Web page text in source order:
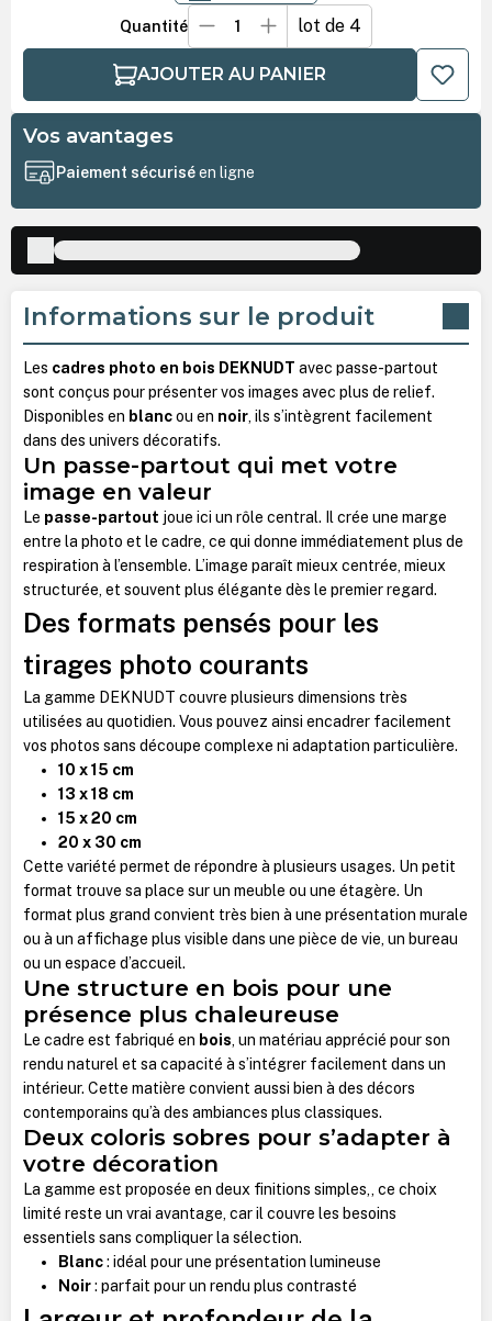
Quantité lot de 4
AJOUTER AU PANIER
Vos avantages
Paiement sécuriséen ligne
Informations sur le produit
Les cadres photo en bois DEKNUDT avec passe-partout
sont conçus pour présenter vos images avec plus de relief.
Disponibles en blancou en noir, ils s’intègrent facilement
dans des univers décoratifs.
Un passe-partout qui met votre
image en valeur
Le passe-partout joue ici un rôle central. Il crée une marge
entre la photo et le cadre, ce qui donne immédiatement plus de
respiration à l’ensemble. L’image paraît mieux centrée, mieux
structurée, et souvent plus élégante dès le premier regard.
Des formats pensés pour les
tirages photo courants
La gamme DEKNUDT couvre plusieurs dimensions très
utilisées au quotidien. Vous pouvez ainsi encadrer facilement
vos photos sans découpe complexe ni adaptation particulière.
10 x 15 cm
13 x 18 cm
15 x 20 cm
20 x 30 cm
Cette variété permet de répondre à plusieurs usages. Un petit
format trouve sa place sur un meuble ou une étagère. Un
format plus grand convient très bien à une présentation murale
ou à un affichage plus visible dans une pièce de vie, un bureau
ou un espace d’accueil.
Une structure en bois pour une
présence plus chaleureuse
Le cadre est fabriqué en bois, un matériau apprécié pour son
rendu naturel et sa capacité à s’intégrer facilement dans un
intérieur. Cette matière convient aussi bien à des décors
contemporains qu’à des ambiances plus classiques.
Deux coloris sobres pour s’adapter à
votre décoration
La gamme est proposée en deux finitions simples,, ce choix
limité reste un vrai avantage, car il couvre les besoins
essentiels sans compliquer la sélection.
Blanc: idéal pour une présentation lumineuse
Noir: parfait pour un rendu plus contrasté